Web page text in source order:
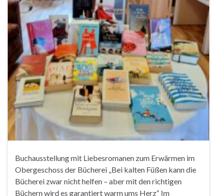
Buchausstellung mit Liebesromanen zum Erwärmen im
Obergeschoss der Bücherei „Bei kalten Füßen kann die
Bücherei zwar nicht helfen – aber mit den richtigen
Büchern wird es garantiert warm ums Herz“ Im